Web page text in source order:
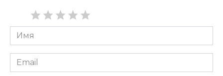
Имя
*
Email
*